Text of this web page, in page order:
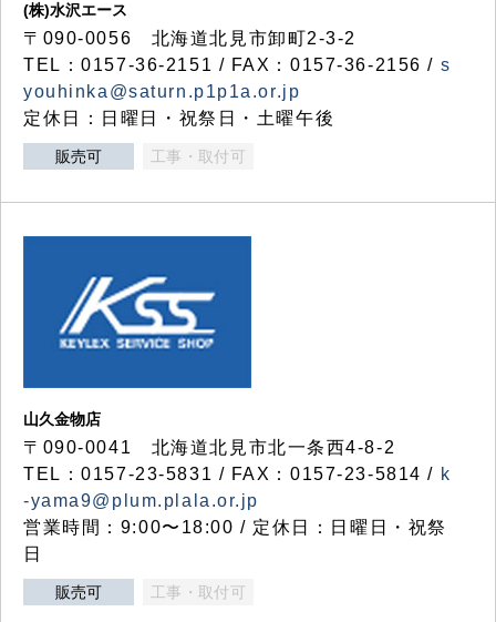
(株)水沢エース
〒090-0056 北海道北見市卸町2-3-2
TEL：0157-36-2151 / FAX：0157-36-2156 / s
youhinka@saturn.p1p1a.or.jp
定休日：日曜日・祝祭日・土曜午後
販売可 工事・取付可
山久金物店
〒090-0041 北海道北見市北一条西4-8-2
TEL：0157-23-5831 / FAX：0157-23-5814 / k
-yama9@plum.plala.or.jp
営業時間：9:00〜18:00 / 定休日：日曜日・祝祭
日
販売可 工事・取付可